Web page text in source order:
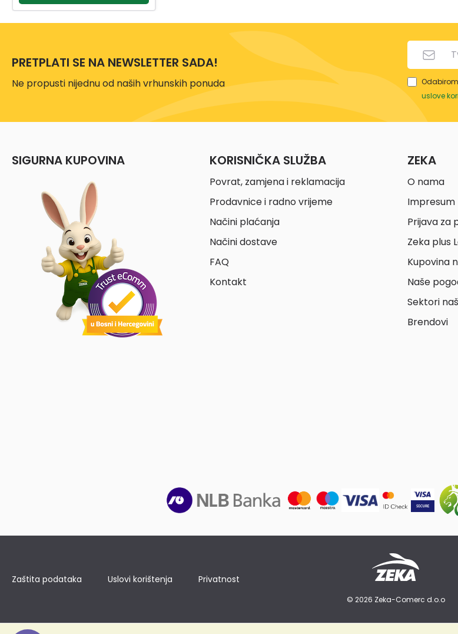
PRETPLATI SE NA NEWSLETTER SADA!
Ne propusti nijednu od naših vrhunskih ponuda
uslove
SIGURNA KUPOVINA KORISNIČKA SLUŽBA
Povrat, zamjena i reklamacija
Prodavnice i radno vrijeme
Načini plaćanja
Načini dostave
FAQ
Kontakt
ZEKA
O nama
Impresum
Prijava za
Zeka plus
Kupovina
Naše
Sektori
Brendovi
Zaštita podataka Uslovi korištenja Privatnost
© 2026 Zeka-Comerc d.o.o